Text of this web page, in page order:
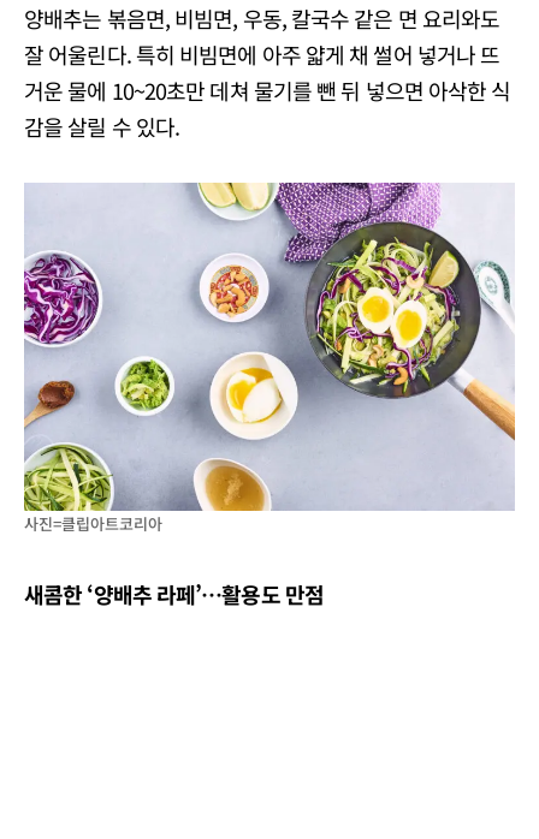
양배추는 볶음면, 비빔면, 우동, 칼국수 같은 면 요리와도
잘 어울린다. 특히 비빔면에 아주 얇게 채 썰어 넣거나 뜨
거운 물에 10~20초만 데쳐 물기를 뺀 뒤 넣으면 아삭한 식
감을 살릴 수 있다.
사진=클립아트코리아
새콤한‘양배추 라페’…활용도 만점